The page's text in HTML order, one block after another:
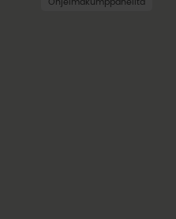
Ohjelmakumppaneilta